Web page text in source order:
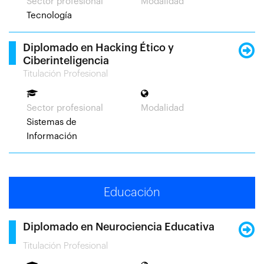
Tecnología
Diplomado en Hacking Ético y
Ciberinteligencia
Titulación Profesional
Sector profesional
Sistemas de
Información
Modalidad
Educación
Diplomado en Neurociencia Educativa
Titulación Profesional